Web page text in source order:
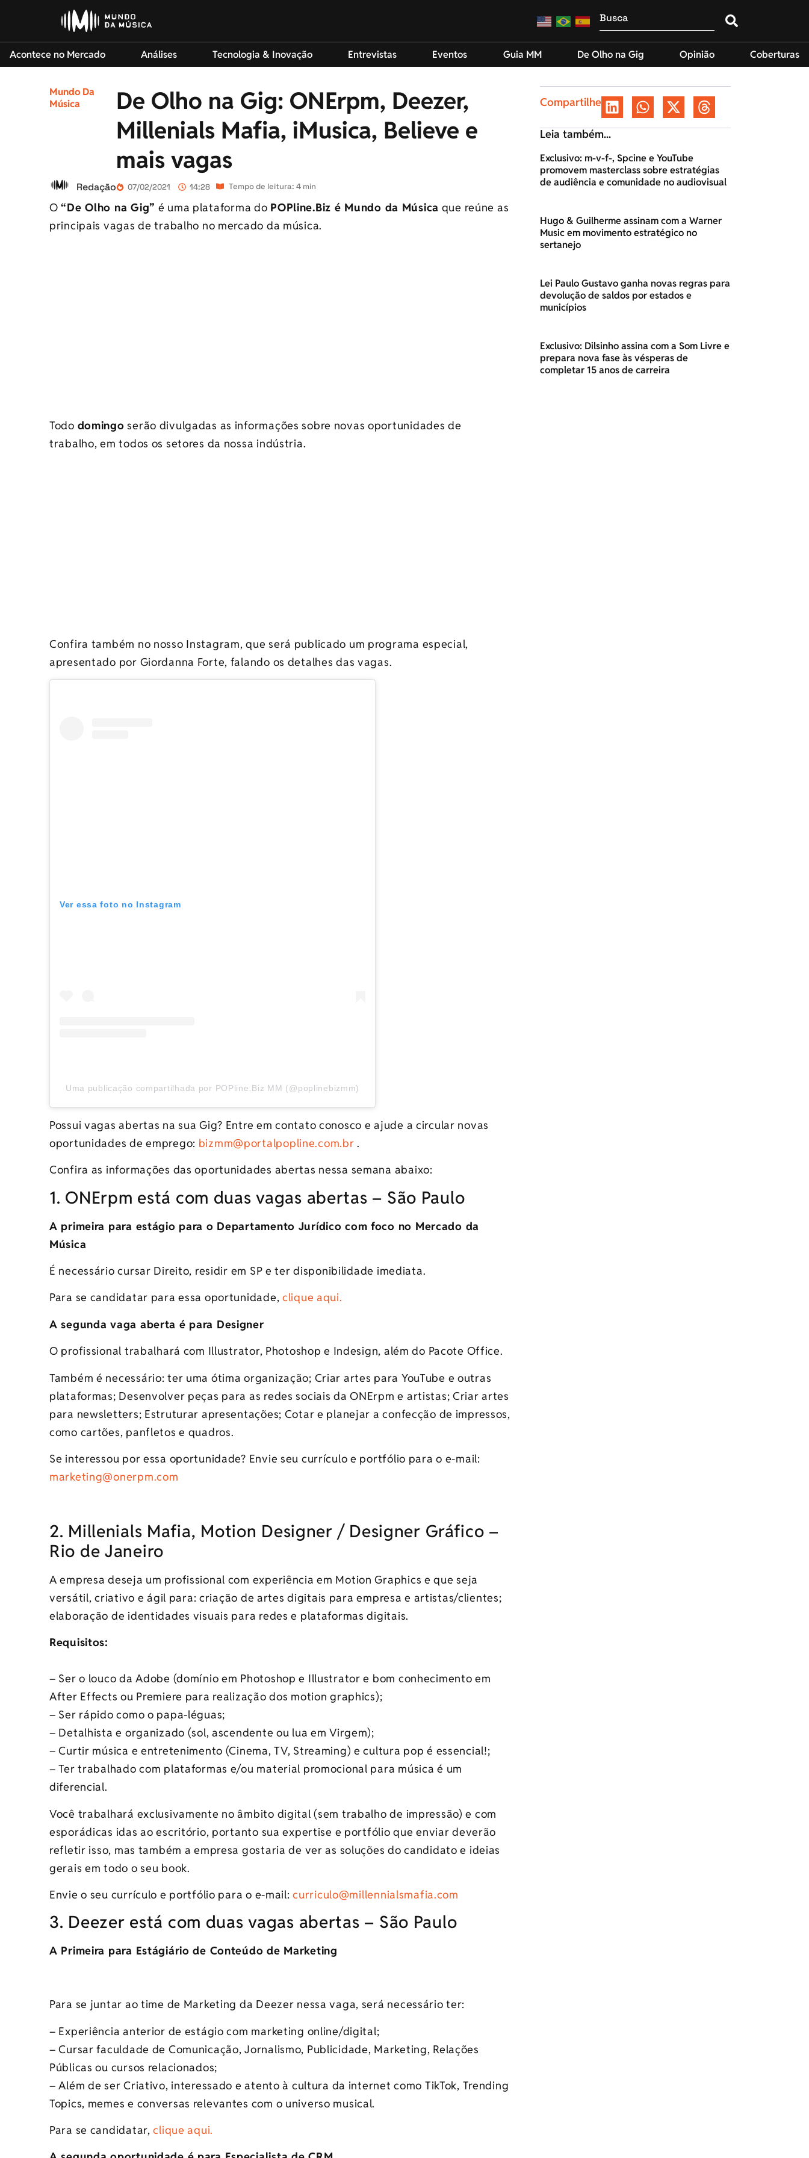
Acontece no Mercado Análises Tecnologia & Inovação Entrevistas Eventos Guia MM De Olho na Gig Opinião Coberturas
Mundo Da
Música
De Olho na Gig: ONErpm, Deezer,
Millenials Mafia, iMusica, Believe e
mais vagas
Redação 07/02/2021 14:28 Tempo de leitura: 4 min
O“De Olho na Gig” é uma plataforma do POPline.Biz é Mundo da Música que reúne as
principais vagas de trabalho no mercado da música.
Todo domingo serão divulgadas as informações sobre novas oportunidades de
trabalho, em todos os setores da nossa indústria.
Confira também no nosso Instagram, que será publicado um programa especial,
apresentado por Giordanna Forte, falando os detalhes das vagas.
Ver essa foto no Instagram
Uma publicação compartilhada por POPline.Biz MM (@poplinebizmm)
Possui vagas abertas na sua Gig? Entre em contato conosco e ajude a circular novas
oportunidades de emprego: bizmm@portalpopline.com.br .
Confira as informações das oportunidades abertas nessa semana abaixo:
1. ONErpm está com duas vagas abertas – São Paulo
A primeira para estágio para o Departamento Jurídico com foco no Mercado da
Música
É necessário cursar Direito, residir em SP e ter disponibilidade imediata.
Para se candidatar para essa oportunidade, clique aqui.
A segunda vaga aberta é para Designer
O profissional trabalhará com Illustrator, Photoshop e Indesign, além do Pacote Office.
Também é necessário: ter uma ótima organização; Criar artes para YouTube e outras
plataformas; Desenvolver peças para as redes sociais daONErpm e artistas; Criar artes
para newsletters; Estruturar apresentações; Cotar e planejar a confecção de impressos,
como cartões, panfletos e quadros.
Se interessou por essa oportunidade? Envie seu currículo e portfólio para o e-mail:
marketing@onerpm.com
2. Millenials Mafia, Motion Designer / Designer Gráfico –
Rio de Janeiro
A empresa deseja um profissional com experiência em Motion Graphics e que seja
versátil, criativo e ágil para: criação de artes digitais para empresa e artistas/clientes;
elaboração de identidades visuais para redes e plataformas digitais.
Requisitos:
– Ser o louco da Adobe (domínio em Photoshop e Illustrator e bom conhecimento em
After Effects ou Premiere para realização dos motion graphics);
– Ser rápido como o papa-léguas;
– Detalhista e organizado (sol, ascendente ou lua em Virgem);
– Curtir música e entretenimento (Cinema, TV, Streaming) e cultura pop é essencial!;
– Ter trabalhado com plataformas e/ou material promocional para música é um
diferencial.
Você trabalhará exclusivamente no âmbito digital (sem trabalho de impressão) e com
esporádicas idas ao escritório, portanto sua expertise e portfólio que enviar deverão
refletir isso, mas também a empresa gostaria de ver as soluções do candidato e ideias
gerais em todo o seu book.
Envie o seu currículo e portfólio para o e-mail:curriculo@millennialsmafia.com
3. Deezer está com duas vagas abertas – São Paulo
A Primeira para Estágiário de Conteúdo de Marketing
Para se juntar ao time de Marketing da Deezer nessa vaga, será necessário ter:
– Experiência anterior de estágio com marketing online/digital;
– Cursar faculdade de Comunicação, Jornalismo, Publicidade, Marketing, Relações
Públicas ou cursos relacionados;
– Além de ser Criativo, interessado e atento à cultura da internet como TikTok, Trending
Topics, memes e conversas relevantes com o universo musical.
Para se candidatar,clique aqui.
Compartilhe
Leia também...
Exclusivo: m-v-f-, Spcine e YouTube
promovem masterclass sobre estratégias
de audiência e comunidade no audiovisual
Hugo & Guilherme assinam com a Warner
Music em movimento estratégico no
sertanejo
Lei Paulo Gustavo ganha novas regras para
devolução de saldos por estados e
municípios
Exclusivo: Dilsinho assina com a Som Livre e
prepara nova fase às vésperas de
completar 15 anos de carreira